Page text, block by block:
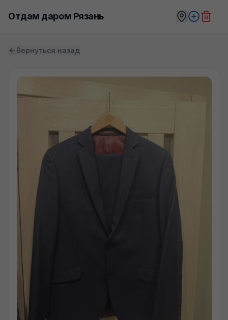
Отдам даром Рязань
Вернуться назад